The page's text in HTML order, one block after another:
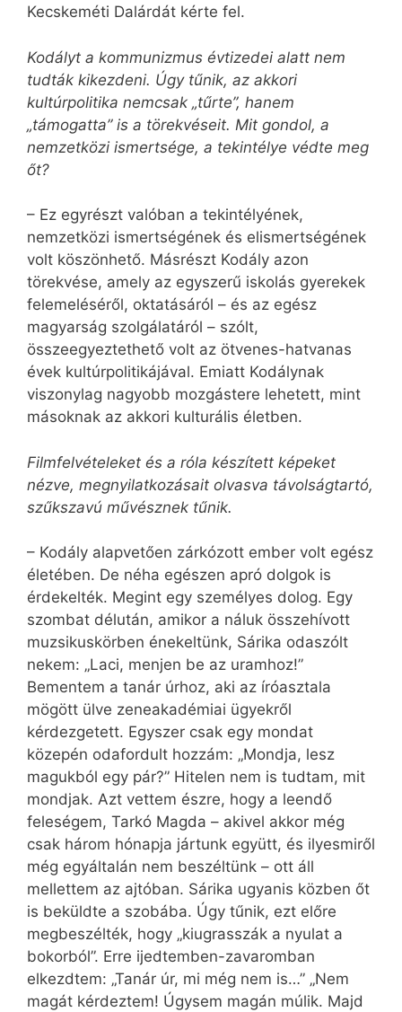
Kecskeméti Dalárdát kérte fel.
Kodályt a kommunizmus évtizedei alatt nem
tudták kikezdeni. Úgy tűnik, az akkori
kultúrpolitika nemcsak „tűrte”, hanem
„támogatta” is a törekvéseit. Mit gondol, a
nemzetközi ismertsége, a tekintélye védte meg
őt?
– Ez egyrészt valóban a tekintélyének,
nemzetközi ismertségének és elismertségének
volt köszönhető. Másrészt Kodály azon
törekvése, amely az egyszerű iskolás gyerekek
felemeléséről, oktatásáról – és az egész
magyarság szolgálatáról – szólt,
összeegyeztethető volt az ötvenes-hatvanas
évek kultúrpolitikájával. Emiatt Kodálynak
viszonylag nagyobb mozgástere lehetett, mint
másoknak az akkori kulturális életben.
Filmfelvételeket és a róla készített képeket
nézve, megnyilatkozásait olvasva távolságtartó,
szűkszavú művésznek tűnik.
– Kodály alapvetően zárkózott ember volt egész
életében. De néha egészen apró dolgok is
érdekelték. Megint egy személyes dolog. Egy
szombat délután, amikor a náluk összehívott
muzsikuskörben énekeltünk, Sárika odaszólt
nekem: „Laci, menjen be az uramhoz!”
Bementem a tanár úrhoz, aki az íróasztala
mögött ülve zeneakadémiai ügyekről
kérdezgetett. Egyszer csak egy mondat
közepén odafordult hozzám: „Mondja, lesz
magukból egy pár?” Hitelen nem is tudtam, mit
mondjak. Azt vettem észre, hogy a leendő
feleségem, Tarkó Magda – akivel akkor még
csak három hónapja jártunk együtt, és ilyesmiről
még egyáltalán nem beszéltünk – ott áll
mellettem az ajtóban. Sárika ugyanis közben őt
is beküldte a szobába. Úgy tűnik, ezt előre
megbeszélték, hogy „kiugrasszák a nyulat a
bokorból”. Erre ijedtemben-zavaromban
elkezdtem: „Tanár úr, mi még nem is…” „Nem
magát kérdeztem! Úgysem magán múlik. Majd